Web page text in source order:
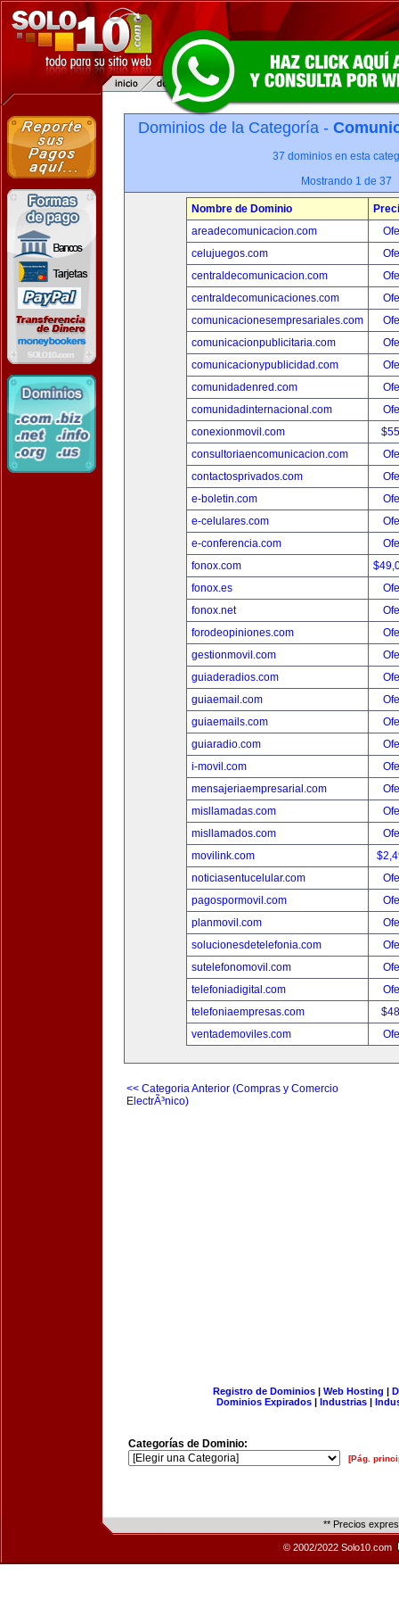
Dominios de la Categoría -
37 dominios en esta
Mostrando 1 de 37
Nombre de Dominio
areadecomunicacion.com
celujuegos.com
centraldecomunicacion.com
centraldecomunicaciones.com
comunicacionesempresariales.com
comunicacionpublicitaria.com
comunicacionypublicidad.com
comunidadenred.com
comunidadinternacional.com
conexionmovil.com
consultoriaencomunicacion.com
contactosprivados.com
e-boletin.com
e-celulares.com
e-conferencia.com
fonox.com
fonox.es
fonox.net
forodeopiniones.com
gestionmovil.com
guiaderadios.com
guiaemail.com
guiaemails.com
guiaradio.com
i-movil.com
mensajeriaempresarial.com
misllamadas.com
misllamados.com
movilink.com
noticiasentucelular.com
pagospormovil.com
planmovil.com
solucionesdetelefonia.com
sutelefonomovil.com
telefoniadigital.com
telefoniaempresas.com
ventademoviles.com
<< Categoria Anterior (Compras y Comercio
ElectrÃ³nico)
Registro de Dominios| Web Hosting |
Dominios Expirados | Industrias |
Categorías de Dominio:
[Pág.
** Precios
© 2002/2022 Solo10.com